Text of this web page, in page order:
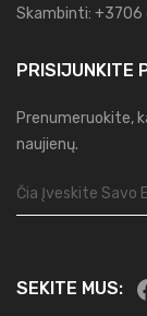
Skambinti:
PRISIJUNKITE
Prenumeruokite,
naujienų.
SEKITE MUS: